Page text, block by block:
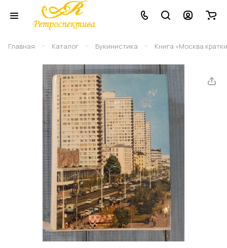
Главная – Каталог – Букинистика – Книга «Москва